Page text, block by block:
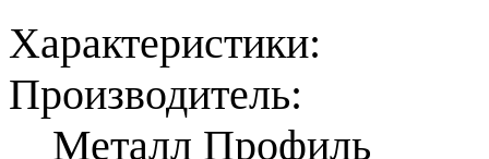
Характеристики:
Производитель:
Металл Профиль